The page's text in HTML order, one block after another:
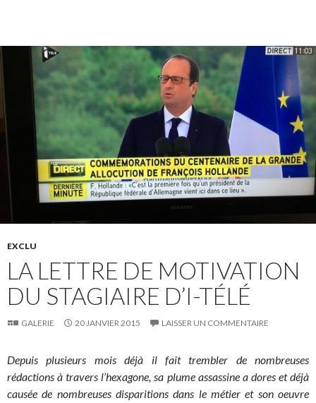
EXCLU
LA LETTRE DE MOTIVATION
DU STAGIAIRE D’I-TÉLÉ
GALERIE 20 JANVIER 2015 LAISSER UN COMMENTAIRE
Depuis plusieurs mois déjà il fait trembler de nombreuses
rédactions à travers l’hexagone, sa plume assassine a dores et déjà
causée de nombreuses disparitions dans le métier et son oeuvre